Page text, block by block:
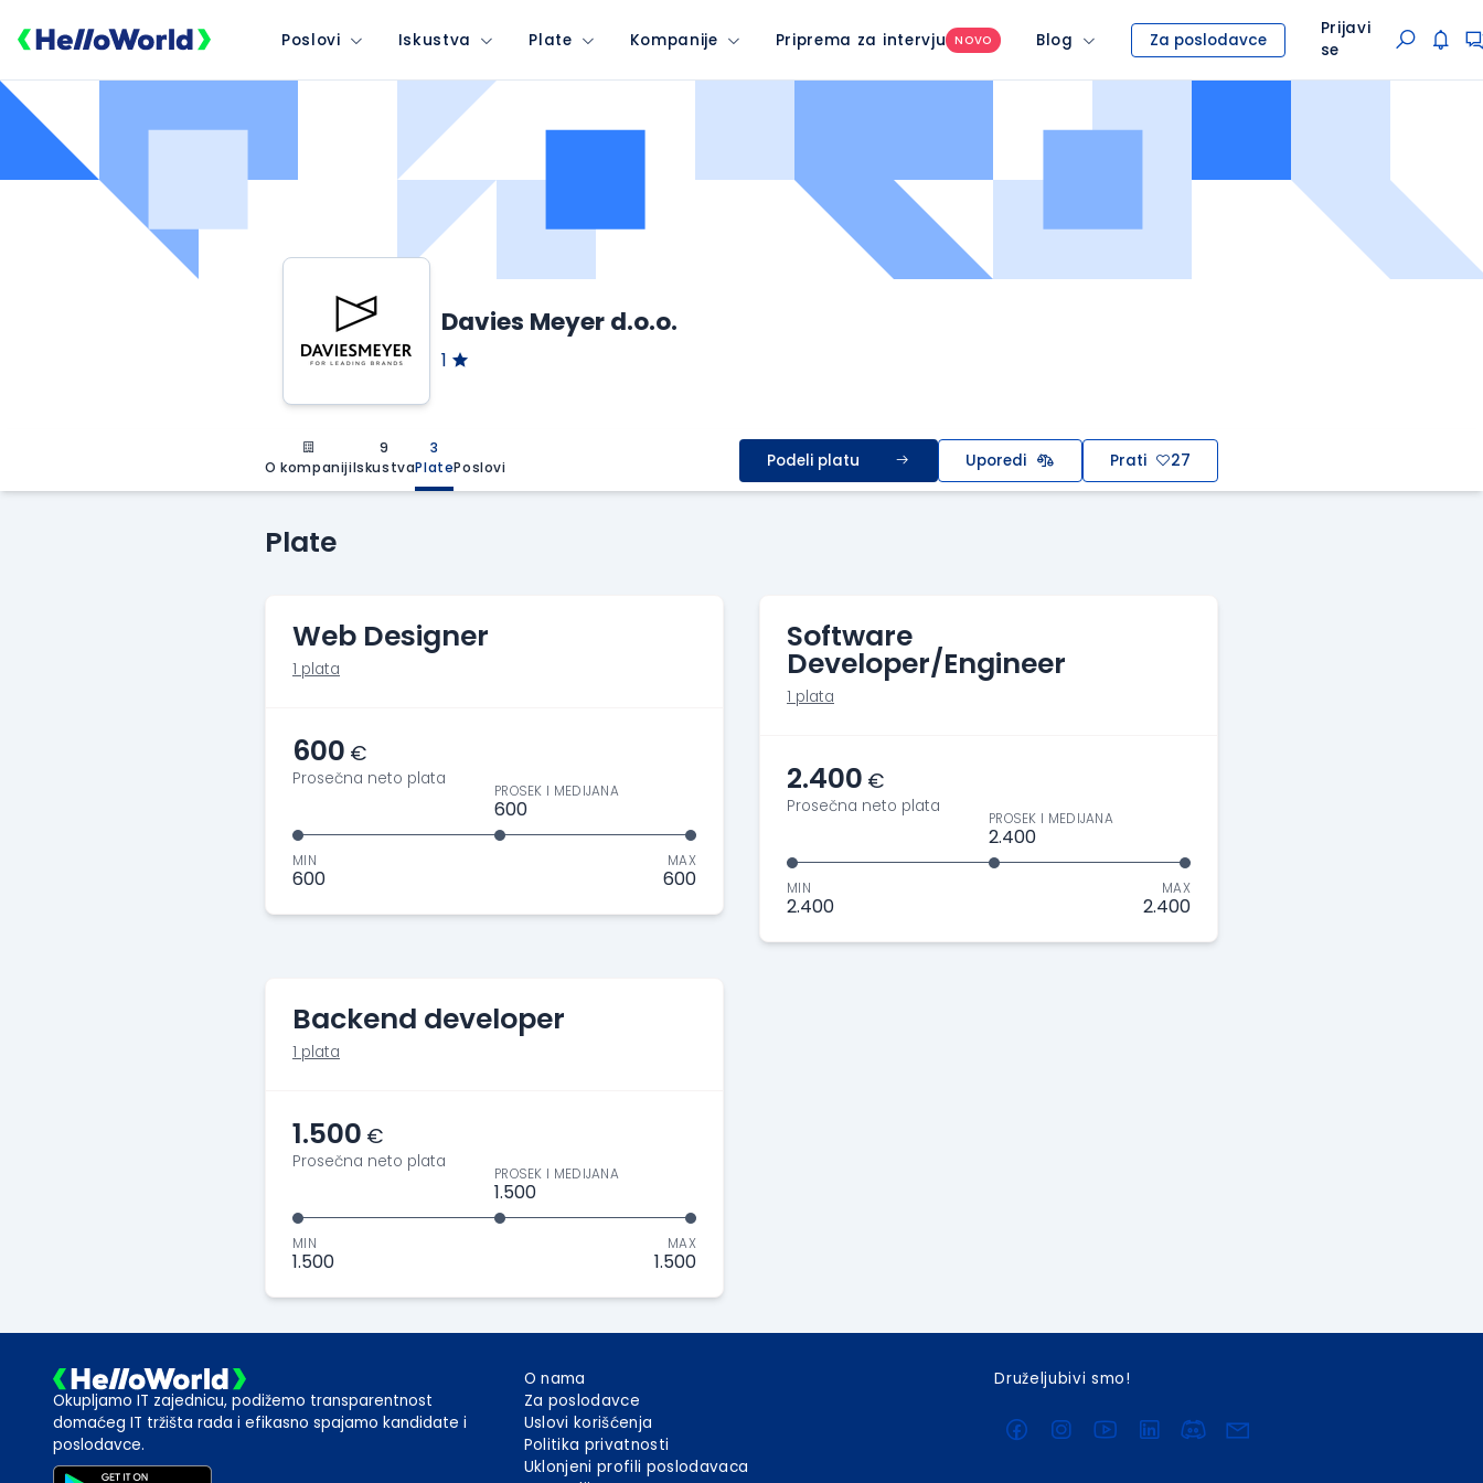
Poslovi Iskustva Plate Kompanije Priprema za intervju NOVO Blog Za poslodavce
Prijavi
se
Davies Meyer d.o.o.
1
O kompaniji
9
Iskustva
3
PlatePoslovi Podeli platu Uporedi Prati 27
Plate
Web Designer
1 plata
600 €
Prosečna neto plata
MIN
600
PROSEK I MEDIJANA
600
MAX
600
Software
Developer/Engineer
1 plata
2.400 €
Prosečna neto plata
MIN
2.400
PROSEK I MEDIJANA
2.400
MAX
2.400
Backend developer
1 plata
1.500 €
Prosečna neto plata
MIN
1.500
PROSEK I MEDIJANA
1.500
MAX
1.500
Okupljamo IT zajednicu, podižemo transparentnost
domaćeg IT tržišta rada i efikasno spajamo kandidate i
poslodavce.
O nama
Za poslodavce
Uslovi korišćenja
Politika privatnosti
Uklonjeni profili poslodavaca
Druželjubivi smo!